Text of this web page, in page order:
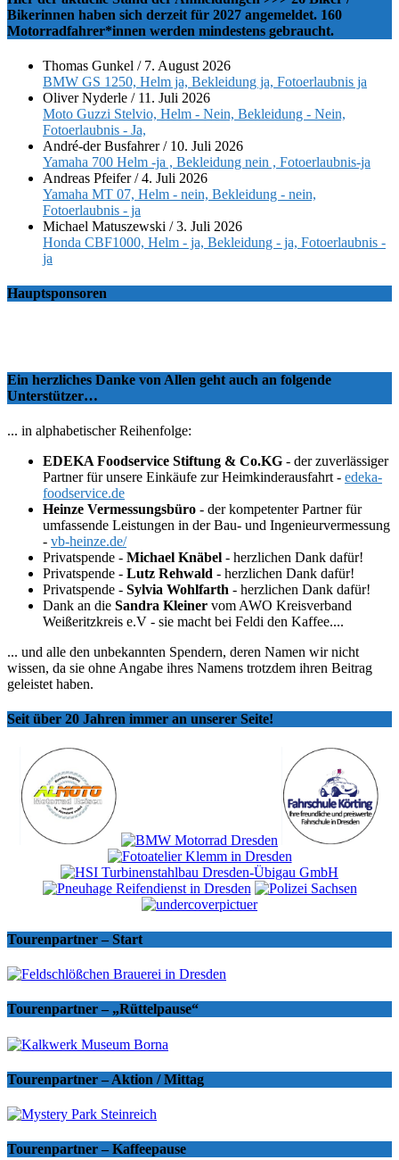
Bikerinnen haben sich derzeit für 2027 angemeldet. 160
Motorradfahrer*innen werden mindestens gebraucht.
Thomas Gunkel / 7. August 2026
BMW GS 1250, Helm ja, Bekleidung ja, Fotoerlaubnis ja
Oliver Nyderle / 11. Juli 2026
Moto Guzzi Stelvio, Helm - Nein, Bekleidung - Nein,
Fotoerlaubnis - Ja,
André-der Busfahrer/ 10. Juli 2026
Yamaha 700 Helm -ja , Bekleidung nein , Fotoerlaubnis-ja
Andreas Pfeifer/4. Juli 2026
Yamaha MT 07, Helm - nein, Bekleidung - nein,
Fotoerlaubnis - ja
Michael Matuszewski /3. Juli 2026
Honda CBF1000, Helm - ja, Bekleidung - ja, Fotoerlaubnis -
ja
Hauptsponsoren
Ein herzliches Danke von Allen geht auch an folgende
Unterstützer…
... in alphabetischer Reihenfolge:
EDEKA Foodservice Stiftung & Co.KG - der zuverlässiger
Partner für unsere Einkäufe zur Heimkinderausfahrt - edeka-
foodservice.de
Heinze Vermessungsbüro - der kompetenter Partner für
umfassende Leistungen in der Bau- und Ingenieurvermessung
- vb-heinze.de/
Privatspende - Michael Knäbel - herzlichen Dank dafür!
Privatspende - Lutz Rehwald - herzlichen Dank dafür!
Privatspende - Sylvia Wohlfarth - herzlichen Dank dafür!
Dank an die Sandra Kleiner vom AWO Kreisverband
Weißeritzkreis e.V - sie macht bei Feldi den Kaffee....
... und alle den unbekannten Spendern, deren Namen wir nicht
wissen, da sie ohne Angabe ihres Namens trotzdem ihren Beitrag
geleistet haben.
Seit über 20 Jahren immer an unserer Seite!
Tourenpartner – Start
Tourenpartner – „Rüttelpause“
Tourenpartner – Aktion / Mittag
Tourenpartner – Kaffeepause